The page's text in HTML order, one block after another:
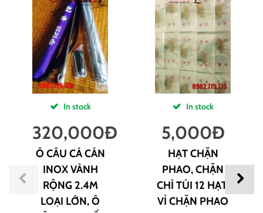
In stock
320,000Đ
Ô CÂU CÁ CÁN
INOX VÀNH
RỘNG 2.4M
LOẠI LỚN, Ô
In stock
5,000Đ
HẠT CHẶN
PHAO, CHẶN
CHÌ TÚI 12 HẠT,
VỈ CHẶN PHAO